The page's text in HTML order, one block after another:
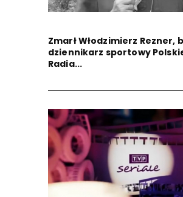
Zmarł Włodzimierz Rezner,
dziennikarz sportowy
Radia...